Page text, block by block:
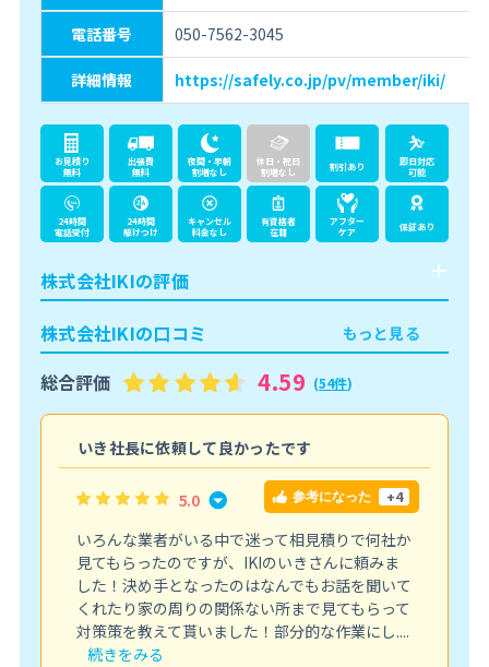
電話番号 050-7562-3045
詳細情報 https://safely.co.jp/pv/member/iki/
お見積り
無料
出張費
無料
夜間・早朝
割増なし
休日・祝日
割増なし
割引あり
即日対応
可能
24時間
電話受付
24時間
駆けつけ
キャンセル
料金なし
有資格者
在籍
アフター
ケア
保証あり
株式会社IKIの評価
株式会社IKIの口コミ
もっと見る
総合評価 4.59 (54件)
いき社長に依頼して良かったです
5.0 参考になった +4
いろんな業者がいる中で迷って相見積りで何社か
見てもらったのですが、IKIのいきさんに頼みま
した！決め手となったのはなんでもお話を聞いて
くれたり家の周りの関係ない所まで見てもらって
対策策を教えて貰いました！部分的な作業にし....
続きをみる